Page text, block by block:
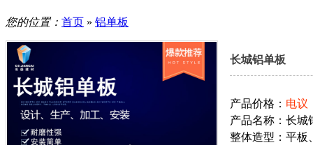
您的位置： 首页 » 铝单板
长城铝单板
产品价格： 电议
产品名称：长城
整体造型：平板